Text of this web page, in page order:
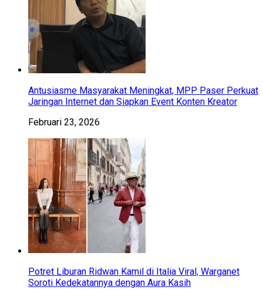
Antusiasme Masyarakat Meningkat, MPP Paser Perkuat
Jaringan Internet dan Siapkan Event Konten Kreator
Februari 23, 2026
Potret Liburan Ridwan Kamil di Italia Viral, Warganet
Soroti Kedekatannya dengan Aura Kasih